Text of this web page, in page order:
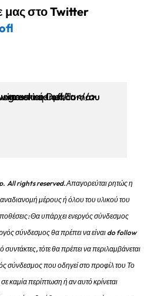
μας στο Twitter
All rights reserved. Απαγορεύται ρητώς η
μέρους ή όλου του υλικού του
Θα υπάρχει ενεργός σύνδεσμος
σύνδεσμος θα πρέπει να είναι do follow
τότε θα πρέπει να περιλαμβάνεται
σύνδεσμος που οδηγεί στο προφίλ του Το
καμία περίπτωση ή αν αυτό κρίνεται